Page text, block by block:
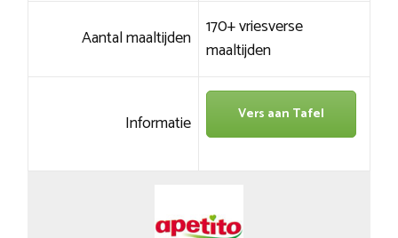
Aantal maaltijden 170+ vriesverse
maaltijden
Informatie Vers aan Tafel